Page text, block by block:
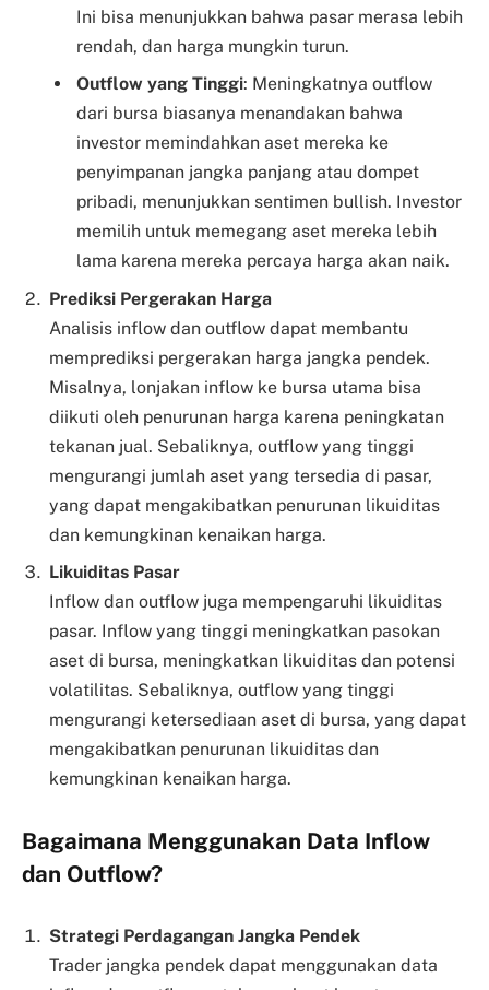
Ini bisa menunjukkan bahwa pasar merasa lebih
rendah, dan harga mungkin turun.
Outflow yang Tinggi: Meningkatnya outflow
dari bursa biasanya menandakan bahwa
investor memindahkan aset mereka ke
penyimpanan jangka panjang atau dompet
pribadi, menunjukkan sentimen bullish. Investor
memilih untuk memegang aset mereka lebih
lama karena mereka percaya harga akan naik.
Prediksi Pergerakan Harga
Analisis inflow dan outflow dapat membantu
memprediksi pergerakan harga jangka pendek.
Misalnya, lonjakan inflow ke bursa utama bisa
diikuti oleh penurunan harga karena peningkatan
tekanan jual. Sebaliknya, outflow yang tinggi
mengurangi jumlah aset yang tersedia di pasar,
yang dapat mengakibatkan penurunan likuiditas
dan kemungkinan kenaikan harga.
Likuiditas Pasar
Inflow dan outflow juga mempengaruhi likuiditas
pasar. Inflow yang tinggi meningkatkan pasokan
aset di bursa, meningkatkan likuiditas dan potensi
volatilitas. Sebaliknya, outflow yang tinggi
mengurangi ketersediaan aset di bursa, yang dapat
mengakibatkan penurunan likuiditas dan
kemungkinan kenaikan harga.
Bagaimana Menggunakan Data Inflow
dan Outflow?
Strategi Perdagangan Jangka Pendek
Trader jangka pendek dapat menggunakan data